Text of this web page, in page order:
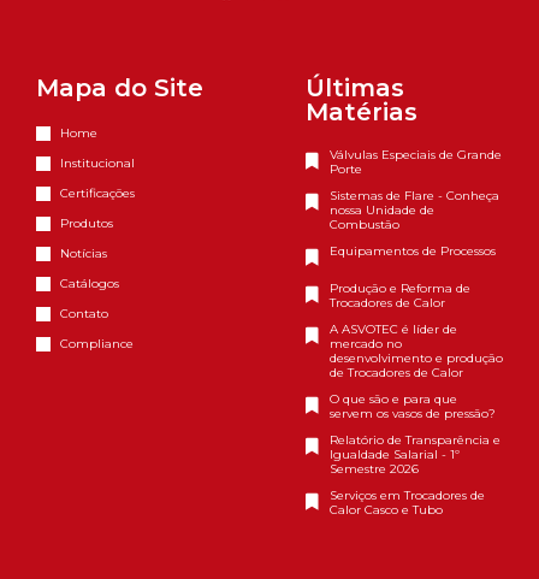
Mapa do Site
Home
Institucional
Certificações
Produtos
Notícias
Catálogos
Contato
Compliance
Últimas
Matérias
Válvulas Especiais de Grande
Porte
Sistemas de Flare - Conheça
nossa Unidade de
Combustão
Equipamentos de Processos
Produção e Reforma de
Trocadores de Calor
A ASVOTEC é líder de
mercado no
desenvolvimento e produção
de Trocadores de Calor
O que são e para que
servem os vasos de pressão?
Relatório de Transparência e
Igualdade Salarial - 1º
Semestre 2026
Serviços em Trocadores de
Calor Casco e Tubo